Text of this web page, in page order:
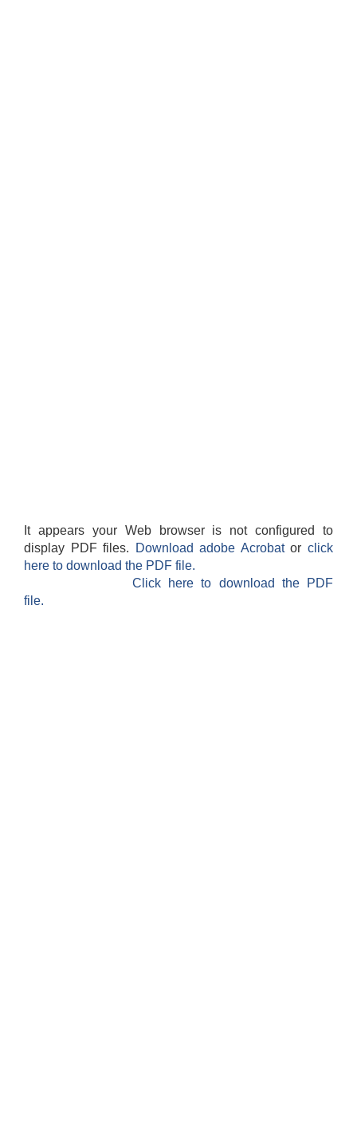
It appears your Web browser is not configured to
display PDF files.
Download adobe Acrobatorclick
here to download the PDF file.
Click here to download the PDF
file.